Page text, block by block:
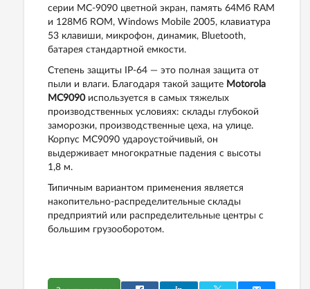
серии MC-9090 цветной экран, память 64Мб RAM
и 128Мб ROM, Windows Mobile 2005, клавиатура
53 клавиши, микрофон, динамик, Bluetooth,
батарея стандартной емкости.
Степень защиты IP-64 — это полная защита от
пыли и влаги. Благодаря такой защите Motorola
MC9090используется в самых тяжелых
производственных условиях: склады глубокой
заморозки, производственные цеха, на улице.
Корпус MC9090 удароустойчивый, он
выдерживает многократные падения с высоты
1,8 м.
Типичным вариантом применения является
накопительно-распределительные склады
предприятий или распределительные центры с
большим грузооборотом.